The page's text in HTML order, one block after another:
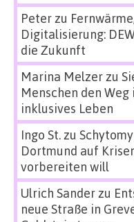
Peterzu
Digitalisierung:
die Zukunft
Marina Melzerzu
Menschen den
inklusives Leben
Ingo St.zu
Dortmund auf
vorbereiten will
Ulrich Sanderzu
neue Straße in